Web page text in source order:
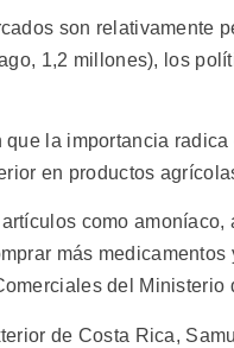
son relativamente
1,2 millones), los
que la importancia
en productos
como
más
del
de Costa Rica,